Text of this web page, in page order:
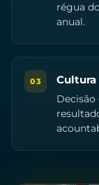
régua
anual.
03 Cultura
Decisão